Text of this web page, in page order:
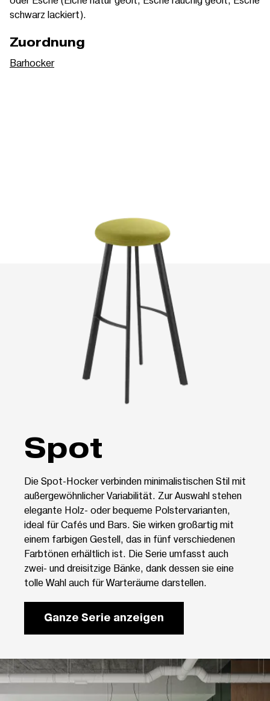
schwarz lackiert).
Zuordnung
Barhocker
Spot
Die Spot-Hocker verbinden minimalistischen Stil mit
außergewöhnlicher Variabilität. Zur Auswahl stehen
elegante Holz- oder bequeme Polstervarianten,
ideal für Cafés und Bars. Sie wirken großartig mit
einem farbigen Gestell, das in fünf verschiedenen
Farbtönen erhältlich ist. Die Serie umfasst auch
zwei- und dreisitzige Bänke, dank dessen sie eine
tolle Wahl auch für Warteräume darstellen.
Ganze Serie anzeigen